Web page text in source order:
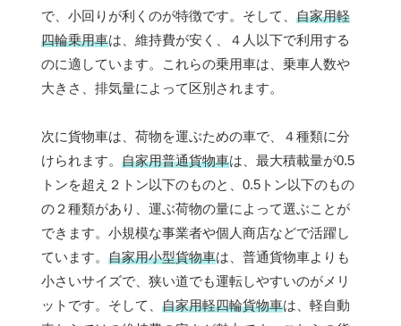
で、小回りが利くのが特徴です。そして、 自家用軽
四輪乗用車は、維持費が安く、４人以下で利用する
のに適しています。これらの乗用車は、乗車人数や
大きさ、排気量によって区別されます。
次に貨物車は、荷物を運ぶための車で、４種類に分
けられます。 自家用普通貨物車は、最大積載量が0.5
トンを超え２トン以下のものと、0.5トン以下のもの
の２種類があり、運ぶ荷物の量によって選ぶことが
できます。小規模な事業者や個人商店などで活躍し
ています。 自家用小型貨物車は、普通貨物車よりも
小さいサイズで、狭い道でも運転しやすいのがメリ
ットです。そして、 自家用軽四輪貨物車は、軽自動